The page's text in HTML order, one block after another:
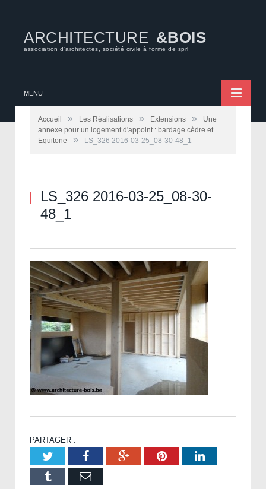
ARCHITECTURE &BOIS
association d'architectes, société civile à forme de sprl
MENU
Accueil » Les Réalisations » Extensions »
Une
annexe pour un logement d'appoint : bardage cèdre et
Equitone
» LS_326 2016-03-25_08-30-48_1
LS_326 2016-03-25_08-30-
48_1
PARTAGER :
TwitterFacebookGoogle+PinterestLinkedIn
Tumblr Email